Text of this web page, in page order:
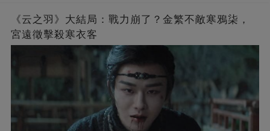
《云之羽》大結局：戰力崩了？金繁不敵寒鴉柒，
宮遠徵擊殺寒衣客